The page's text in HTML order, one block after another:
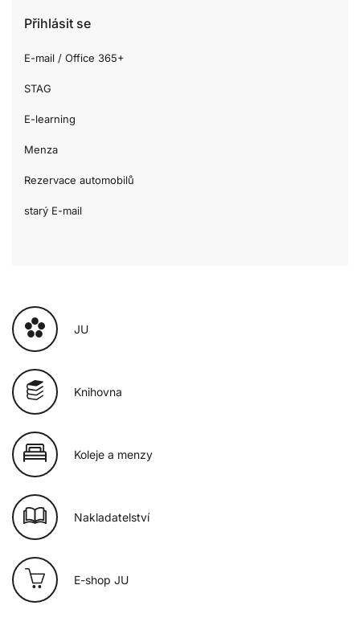
Přihlásit se
E-mail / Office 365+
STAG
E-learning
Menza
Rezervace automobilů
starý E-mail
JU
Knihovna
Koleje a menzy
Nakladatelství
E-shop JU